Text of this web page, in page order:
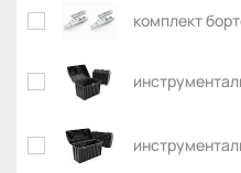
комплект